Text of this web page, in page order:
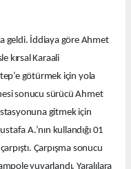
geldi. İddiaya göre Ahmet
kırsal Karaali
götürmek için yola
sonucu sürücü Ahmet
gitmek için
A.’nın kullandığı 01
Çarpışma sonucu
yuvarlandı. Yaralılara